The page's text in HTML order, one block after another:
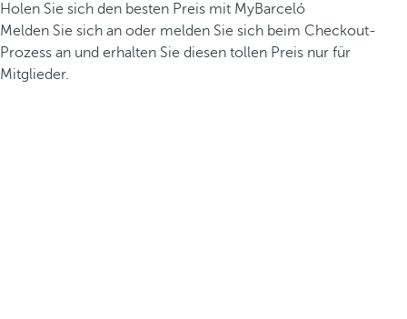
Holen Sie sich den besten Preis mit MyBarceló
Melden Sie sich an oder melden Sie sich beim Checkout-
Prozess an und erhalten Sie diesen tollen Preis nur für
Mitglieder.